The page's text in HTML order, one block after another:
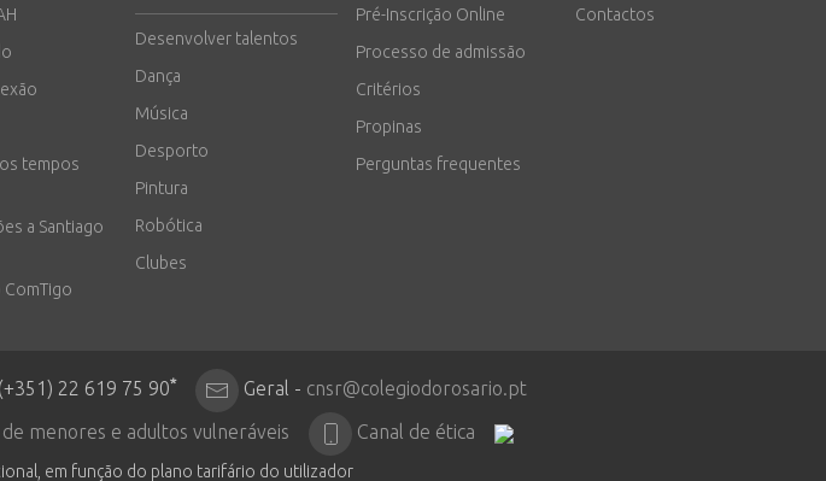
tempos
a Santiago
Desenvolver talentos
Dança
Música
Desporto
Pintura
Robótica
Clubes
Pré-Inscrição Online
Processo de admissão
Critérios
Propinas
Perguntas frequentes
Contactos
(+351) 22 619 75 90* Geral - cnsr@colegiodorosario.pt
menores e adultos vulneráveis Canal de ética
em função do plano tarifário do utilizador